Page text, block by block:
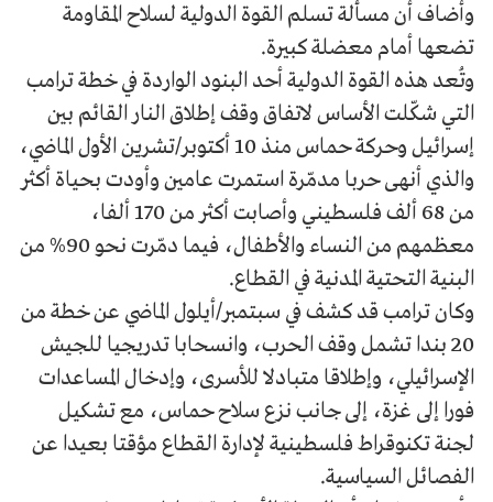
وأضاف أن مسألة تسلم القوة الدولية لسلاح المقاومة
تضعها أمام معضلة كبيرة.
وتُعد هذه القوة الدولية أحد البنود الواردة في خطة ترامب
التي شكّلت الأساس لاتفاق وقف إطلاق النار القائم بين
إسرائيل وحركة حماس منذ 10 أكتوبر/تشرين الأول الماضي،
والذي أنهى حربا مدمّرة استمرت عامين وأودت بحياة أكثر
من 68 ألف فلسطيني وأصابت أكثر من 170 ألفا،
معظمهم من النساء والأطفال، فيما دمّرت نحو 90% من
البنية التحتية المدنية في القطاع.
وكان ترامب قد كشف في سبتمبر/أيلول الماضي عن خطة من
20 بندا تشمل وقف الحرب، وانسحابا تدريجيا للجيش
الإسرائيلي، وإطلاقا متبادلا للأسرى، وإدخال المساعدات
فورا إلى غزة، إلى جانب نزع سلاح حماس، مع تشكيل
لجنة تكنوقراط فلسطينية لإدارة القطاع مؤقتا بعيدا عن
الفصائل السياسية.